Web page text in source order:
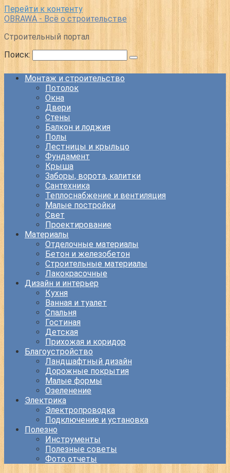
Перейти к контенту
OBRAWA - Всё о строительстве
Строительный портал
Поиск:
Монтаж и строительство
Потолок
Окна
Двери
Стены
Балкон и лоджия
Полы
Лестницы и крыльцо
Фундамент
Крыша
Заборы, ворота, калитки
Сантехника
Теплоснабжение и вентиляция
Малые постройки
Свет
Проектирование
Материалы
Отделочные материалы
Бетон и железобетон
Строительные материалы
Лакокрасочные
Дизайн и интерьер
Кухня
Ванная и туалет
Спальня
Гостиная
Детская
Прихожая и коридор
Благоустройство
Ландшафтный дизайн
Дорожные покрытия
Малые формы
Озеленение
Электрика
Электропроводка
Подключение и установка
Полезно
Инструменты
Полезные советы
Фото отчеты